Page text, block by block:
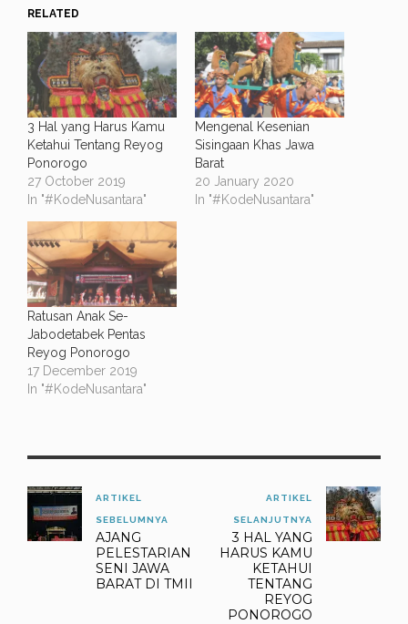
RELATED
3 Hal yang Harus Kamu
Ketahui Tentang Reyog
Ponorogo
27 October 2019
In "#KodeNusantara"
Mengenal Kesenian
Sisingaan Khas Jawa
Barat
20 January 2020
In "#KodeNusantara"
Ratusan Anak Se-
Jabodetabek Pentas
Reyog Ponorogo
17 December 2019
In "#KodeNusantara"
ARTIKEL
SEBELUMNYA
AJANG
PELESTARIAN
SENI JAWA
BARAT DI TMII
ARTIKEL
SELANJUTNYA
3 HAL YANG
HARUS KAMU
KETAHUI
TENTANG
REYOG
PONOROGO